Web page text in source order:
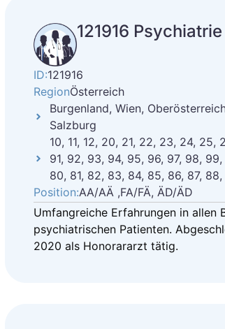
121916
ID:121916
RegionÖsterreich
Burgenland, Wien,
Salzburg
10, 11, 12, 20, 21, 22, 23, 24,
91, 92, 93, 94, 95, 96, 97, 98,
80, 81, 82, 83, 84, 85, 86, 87,
Position:AA/AÄ ,FA/FÄ, ÄD/ÄD
Umfangreiche Erfahrungen in allen
psychiatrischen Patienten.
2020 als Honorararzt tätig.